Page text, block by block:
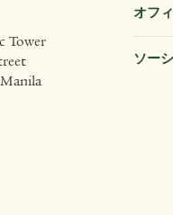
Tower
オフ
ソー